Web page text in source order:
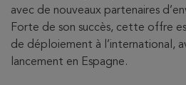
avec de nouveaux partenaires
Forte de son succès, cette offre
de déploiement à l’international,
lancement en Espagne.